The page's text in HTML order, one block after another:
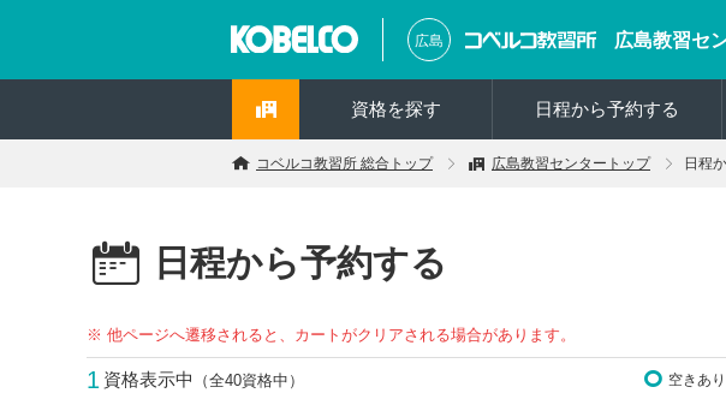
広島 広島教習セ
資格を探す 日程から予約する
コベルコ教習所 総合トップ 広島教習センタートップ 日程
日程から予約する
※ 他ページへ遷移されると、カートがクリアされる場合があります。
1 資格表示中 （全40資格中） 空きあり